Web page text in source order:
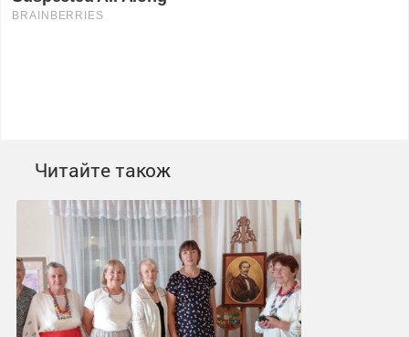
Читайте також